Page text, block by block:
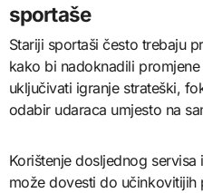
sportaše
Stariji sportaši često trebaju
kako bi nadoknadili
uključivati igranje strateški,
odabir udaraca umjesto na
Korištenje dosljednog
može dovesti do učinkovitijih